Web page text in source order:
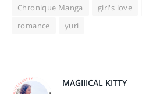
Chronique Manga girl's love
romance
yuri
MAGIIICAL KITTY